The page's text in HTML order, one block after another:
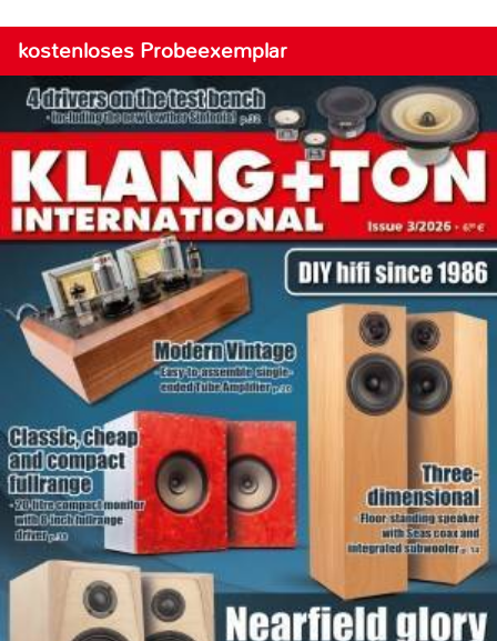
kostenloses Probeexemplar